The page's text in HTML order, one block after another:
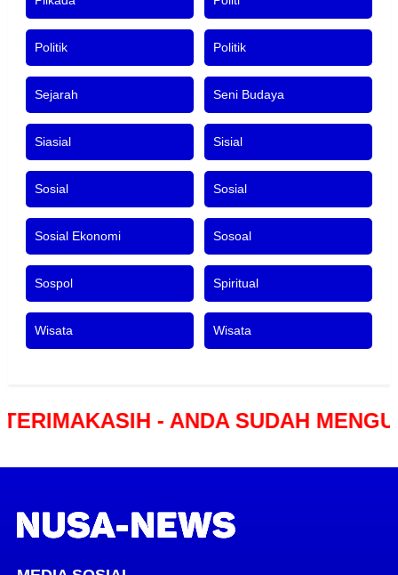
Politik Politik
Sejarah Seni Budaya
Siasial Sisial
Sosial Sosial
Sosial Ekonomi Sosoal
Sospol Spiritual
Wisata Wisata
- ANDA SUDAH